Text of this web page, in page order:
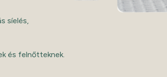
síelés,
és felnőtteknek.